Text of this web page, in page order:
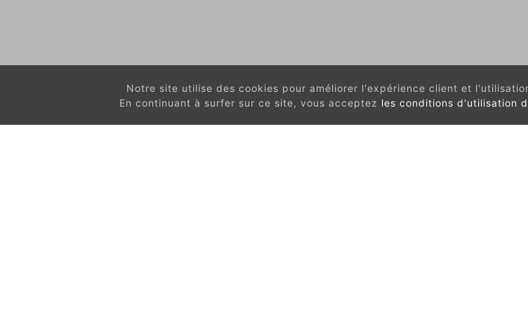
Notre site utilise des cookies pour améliorer l'expérience client et
En continuant à surfer sur ce site, vous acceptez les conditions d'utilisation